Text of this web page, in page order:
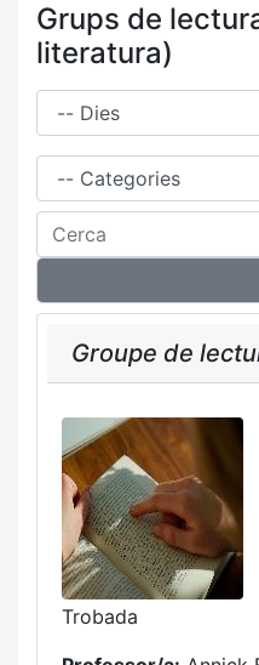
Grups de
literatura)
Dies
Família
Cerca
Groupe de
Trobada